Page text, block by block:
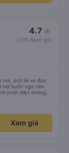
4.7
(235 đánh giá)
anh lái xe đưa
hơi buồn ngủ nên
phát hiện không
để tìm điện thoại
Xem giá